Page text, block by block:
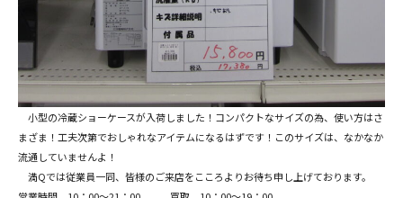
小型の冷蔵ショーケースが入荷しました！コンパクトなサイズの為、使い方はさ
まざま！工夫次第でおしゃれなアイテムになるはずです！このサイズは、なかなか
流通していませんよ！
満Qでは従業員一同、皆様のご来店をこころよりお待ち申し上げております。